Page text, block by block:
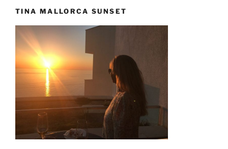
TINA MALLORCA SUNSET